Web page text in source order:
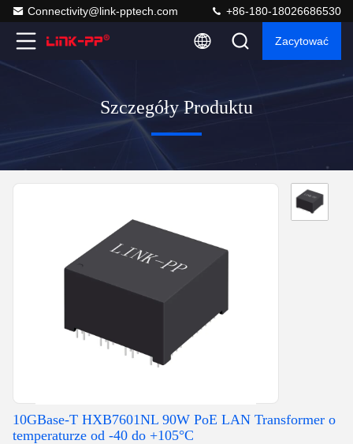
Connectivity@link-pptech.com +86-180-18026686530
Zacytować
Szczegóły Produktu
10GBase-T HXB7601NL 90W PoE LAN Transformer o
temperaturze od -40 do +105°C